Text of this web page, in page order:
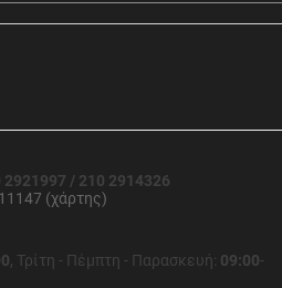
2921997 / 210 2914326
(χάρτης)
, Τρίτη - Πέμπτη - Παρασκευή: 09:00-